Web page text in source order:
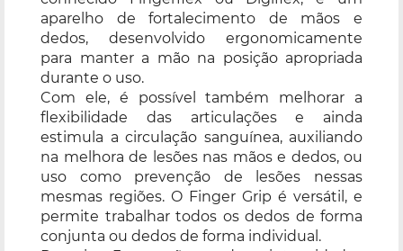
aparelho de fortalecimento de mãos e
dedos, desenvolvido ergonomicamente
para manter a mão na posição apropriada
durante o uso.
Com ele, é possível também melhorar a
flexibilidade das articulações e ainda
estimula a circulação sanguínea, auxiliando
na melhora de lesões nas mãos e dedos, ou
uso como prevenção de lesões nessas
mesmas regiões. O Finger Grip é versátil, e
permite trabalhar todos os dedos de forma
conjunta ou dedos de forma individual.